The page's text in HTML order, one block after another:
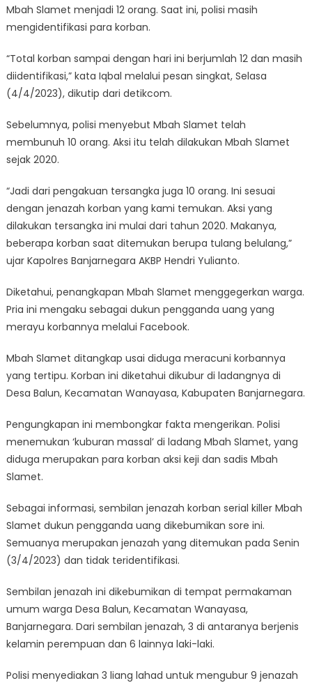
Mbah Slamet menjadi 12 orang. Saat ini, polisi masih
mengidentifikasi para korban.
“Total korban sampai dengan hari ini berjumlah 12 dan masih
diidentifikasi,” kata Iqbal melalui pesan singkat, Selasa
(4/4/2023), dikutip dari detikcom.
Sebelumnya, polisi menyebut Mbah Slamet telah
membunuh 10 orang. Aksi itu telah dilakukan Mbah Slamet
sejak 2020.
“Jadi dari pengakuan tersangka juga 10 orang. Ini sesuai
dengan jenazah korban yang kami temukan. Aksi yang
dilakukan tersangka ini mulai dari tahun 2020. Makanya,
beberapa korban saat ditemukan berupa tulang belulang,”
ujar Kapolres Banjarnegara AKBP Hendri Yulianto.
Diketahui, penangkapan Mbah Slamet menggegerkan warga.
Pria ini mengaku sebagai dukun pengganda uang yang
merayu korbannya melalui Facebook.
Mbah Slamet ditangkap usai diduga meracuni korbannya
yang tertipu. Korban ini diketahui dikubur di ladangnya di
Desa Balun, Kecamatan Wanayasa, Kabupaten Banjarnegara.
Pengungkapan ini membongkar fakta mengerikan. Polisi
menemukan ‘kuburan massal’ di ladang Mbah Slamet, yang
diduga merupakan para korban aksi keji dan sadis Mbah
Slamet.
Sebagai informasi, sembilan jenazah korban serial killer Mbah
Slamet dukun pengganda uang dikebumikan sore ini.
Semuanya merupakan jenazah yang ditemukan pada Senin
(3/4/2023) dan tidak teridentifikasi.
Sembilan jenazah ini dikebumikan di tempat permakaman
umum warga Desa Balun, Kecamatan Wanayasa,
Banjarnegara. Dari sembilan jenazah, 3 di antaranya berjenis
kelamin perempuan dan 6 lainnya laki-laki.
Polisi menyediakan 3 liang lahad untuk mengubur 9 jenazah